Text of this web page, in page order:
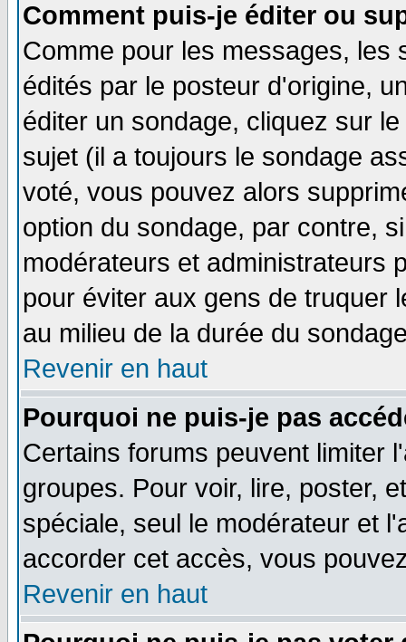
Comment puis-je éditer ou
Comme pour les messages, les
édités par le posteur d'origine,
éditer un sondage, cliquez sur
sujet (il a toujours le sondage
voté, vous pouvez alors
option du sondage, par contre,
modérateurs et administrateurs
pour éviter aux gens de truquer
au milieu de la durée du
Revenir en haut
Pourquoi ne puis-je pas
Certains forums peuvent limiter
groupes. Pour voir, lire, poster,
spéciale, seul le modérateur et
accorder cet accès, vous
Revenir en haut